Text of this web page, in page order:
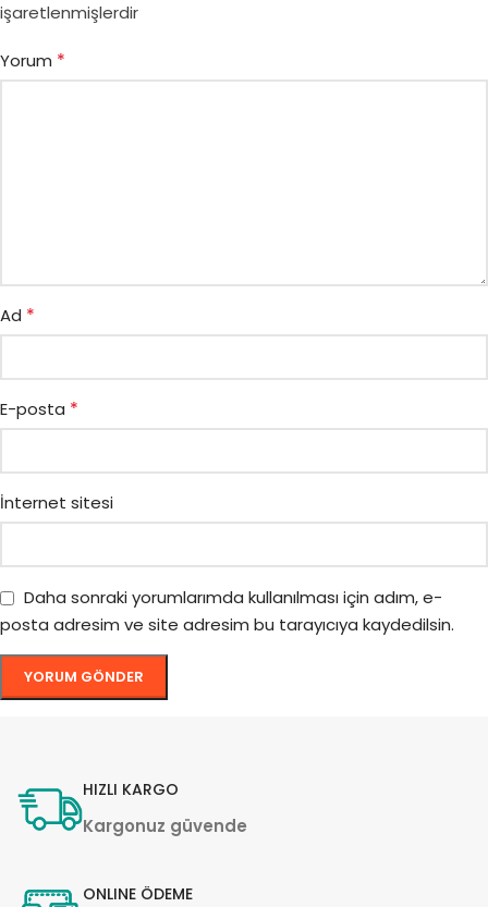
işaretlenmişlerdir
Yorum *
Ad *
E-posta *
İnternet sitesi
Daha sonraki yorumlarımda kullanılması için adım, e-
posta adresim ve site adresim bu tarayıcıya kaydedilsin.
HIZLI KARGO
Kargonuz güvende
ONLINE ÖDEME